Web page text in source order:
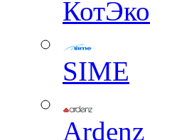
КотЭко
SIME
Ardenz